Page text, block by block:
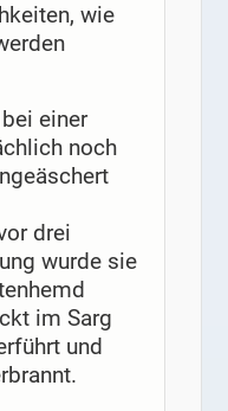
wie
einer
noch
drei
wurde sie
im Sarg
und